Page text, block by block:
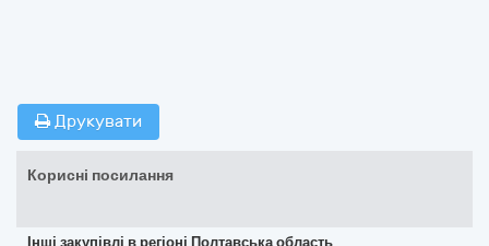
Друкувати
Корисні посилання
Інші закупівлі в регіоні Полтавська область